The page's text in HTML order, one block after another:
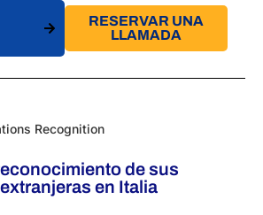
RESERVAR UNA
LLAMADA
Recognition
de sus
en Italia